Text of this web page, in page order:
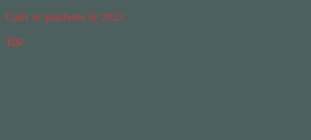
Сайт от psikhoter @ 2023
Top